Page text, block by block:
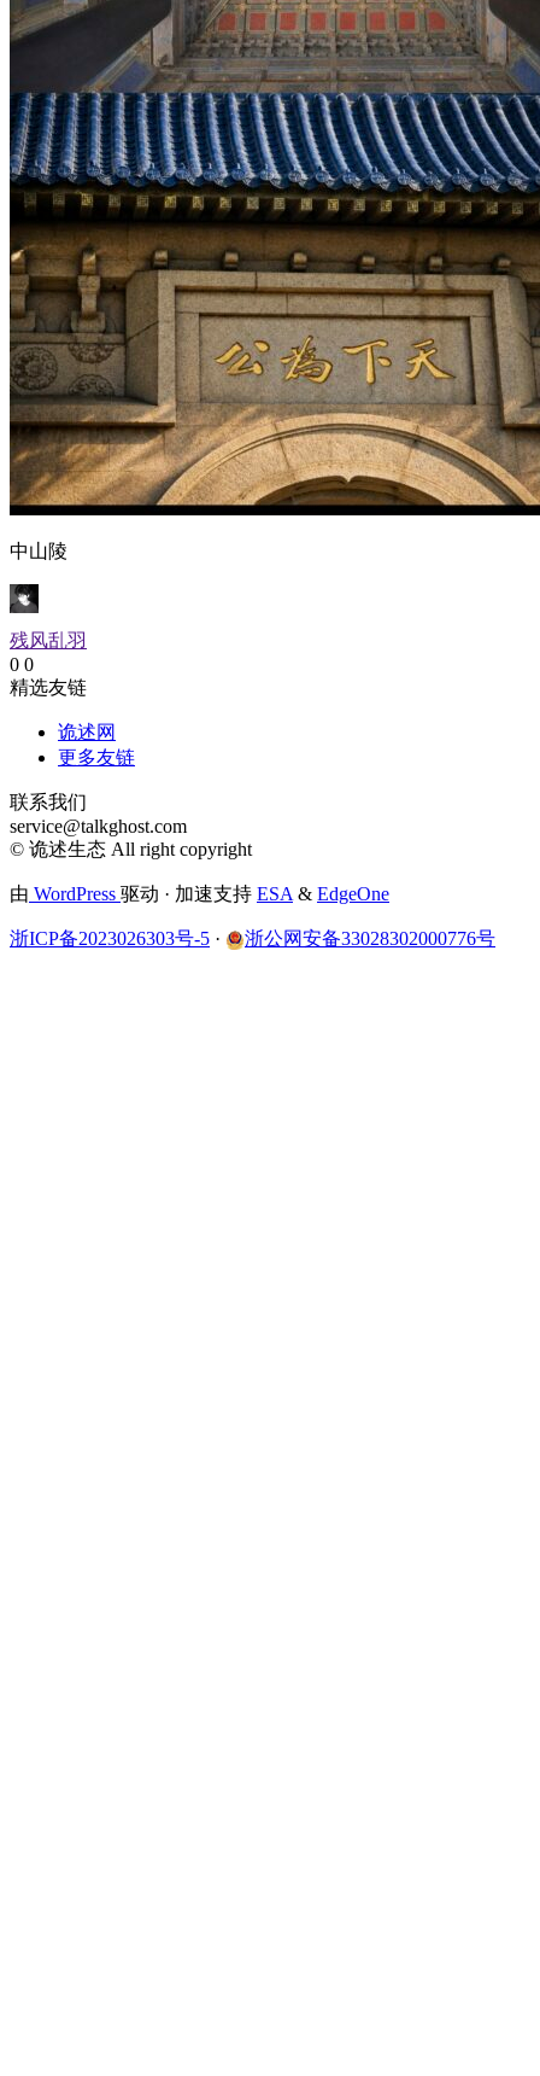
中山陵
残风乱羽
0 0
精选友链
诡述网
更多友链
联系我们
service@talkghost.com
© 诡述生态 All right copyright
由 WordPress 驱动 · 加速支持 ESA & EdgeOne
浙ICP备2023026303号-5 · 浙公网安备33028302000776号